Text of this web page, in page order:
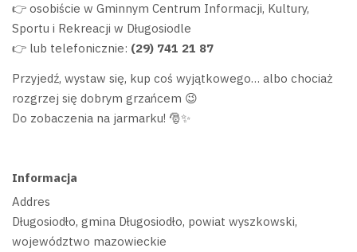
👉 osobiście w Gminnym Centrum Informacji, Kultury,
Sportu i Rekreacji w Długosiodle
👉 lub telefonicznie: (29) 741 21 87
Przyjedź, wystaw się, kup coś wyjątkowego… albo chociaż
rozgrzej się dobrym grzańcem 😉
Do zobaczenia na jarmarku! 🎅✨
Informacja
Addres
Długosiodło, gmina Długosiodło, powiat wyszkowski,
województwo mazowieckie